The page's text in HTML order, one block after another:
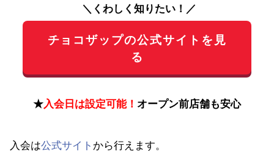
＼くわしく知りたい！／
チョコザップの公式サイトを見
る
★入会日は設定可能！ オープン前店舗も安心
入会は公式サイト から行えます。